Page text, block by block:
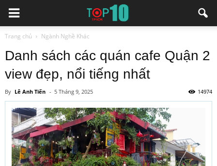
Trang chủ Ngành Nghề Khác
Danh sách các quán cafe Quận 2
view đẹp, nổi tiếng nhất
By Lê Anh Tiến - 5 Tháng 9, 2025 14974